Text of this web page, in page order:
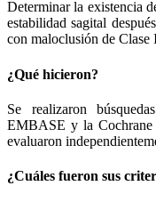
Determinar la existencia
estabilidad sagital
con maloclusión de Clase
¿Qué hicieron?
Se realizaron
EMBASE y la
evaluaron
¿Cuáles fueron sus